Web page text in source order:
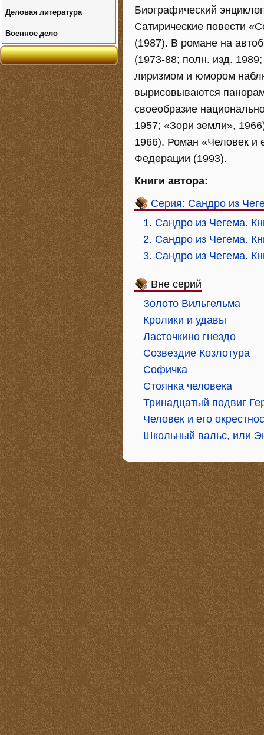
Биографический
Сатирические повести
(1987). В романе на
(1973-88; полн. изд.
лиризмом и юмором
вырисовываются
своеобразие
1957; «Зори земли»,
1966). Роман «Человек и
Федерации (1993).
Книги автора:
Серия: Сандро из
1. Сандро из Чегема.
2. Сандро из Чегема.
3. Сандро из Чегема.
Вне серий
Золото Вильгельма
Кролики и удавы
Ласточкино гнездо
Созвездие Козлотура
Софичка
Стоянка человека
Тринадцатый подвиг
Человек и его
Школьный вальс, или
Деловая литература
Военное дело